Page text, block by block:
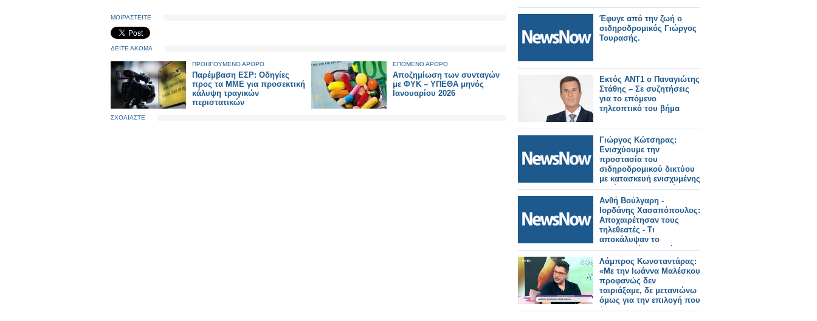
ΜΟΙΡΑΣΤΕΙΤΕ
ΔΕΙΤΕ ΑΚΟΜΑ
ΠΡΟΗΓΟΥΜΕΝΟ ΑΡΘΡΟ
Παρέμβαση ΕΣΡ: Οδηγίες
προς τα ΜΜΕ για προσεκτική
κάλυψη τραγικών
περιστατικών
ΕΠΟΜΕΝΟ ΑΡΘΡΟ
Αποζημίωση των συνταγών
με ΦΥΚ – ΥΠΕΘΑ μηνός
Ιανουαρίου 2026
ΣΧΟΛΙΑΣΤΕ
Έφυγε από την ζωή ο
σιδηροδρομικός Γιώργος
Τουρασής.
Εκτός ΑΝΤ1 ο Παναγιώτης
Στάθης – Σε συζητήσεις
για το επόμενο
τηλεοπτικό του βήμα
Γιώργος Κώτσηρας:
Ενισχύουμε την
προστασία του
σιδηροδρομικού δικτύου
με κατασκευή ενισχυμένης
περίφραξης σε Θριάσιο,
Θήβα και Ζευγολατιό.
Ανθή Βούλγαρη -
Ιορδάνης Χασαπόπουλος:
Αποχαιρέτησαν τους
τηλεθεατές - Τι
αποκάλυψαν το
τηλεοπτικό τους μέλλον;
Λάμπρος Κωνσταντάρας:
«Με την Ιωάννα Μαλέσκου
προφανώς δεν
ταιριάξαμε, δε μετανιώνω
όμως για την επιλογή που
έκανα»